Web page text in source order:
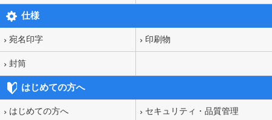
仕様
宛名印字 印刷物
封筒
はじめての方へ
はじめての方へ セキュリティ・品質管理